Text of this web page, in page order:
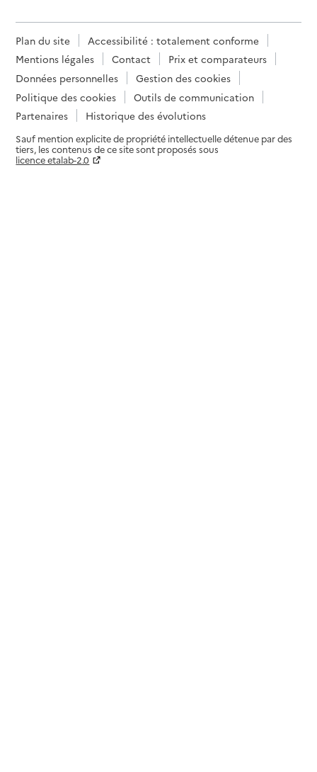
Plan du site
Accessibilité : totalement conforme
Mentions légales
Contact
Prix et comparateurs
Données personnelles
Gestion des cookies
Politique des cookies
Outils de communication
Partenaires
Historique des évolutions
Sauf mention explicite de propriété intellectuelle détenue par des
tiers, les contenus de ce site sont proposés sous
licence etalab-2.0